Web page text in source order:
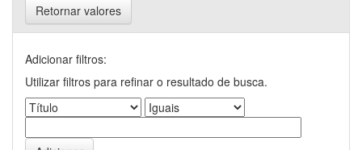
Retornar valores
Adicionar filtros:
Utilizar filtros para refinar o resultado de busca.